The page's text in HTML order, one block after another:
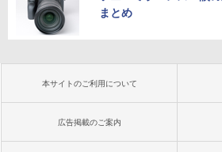
まとめ
本サイトのご利用について
広告掲載のご案内